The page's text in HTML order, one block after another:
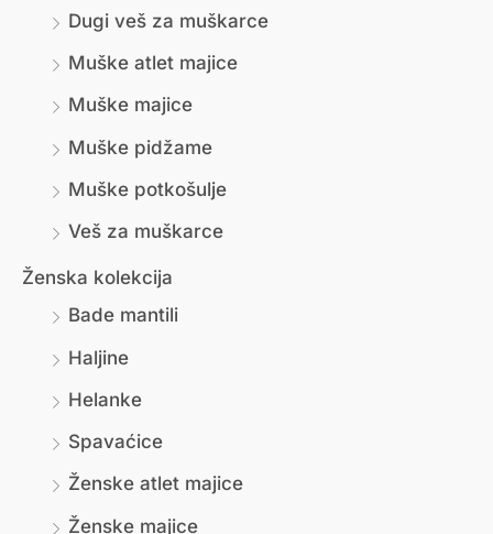
Dugi veš za muškarce
Muške atlet majice
Muške majice
Muške pidžame
Muške potkošulje
Veš za muškarce
Ženska kolekcija
Bade mantili
Haljine
Helanke
Spavaćice
Ženske atlet majice
Ženske majice